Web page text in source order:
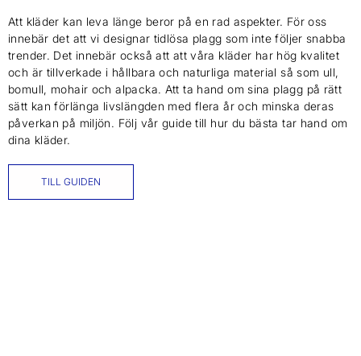
Att kläder kan leva länge beror på en rad aspekter. För oss
innebär det att vi designar tidlösa plagg som inte följer snabba
trender. Det innebär också att att våra kläder har hög kvalitet
och är tillverkade i hållbara och naturliga material så som ull,
bomull, mohair och alpacka. Att ta hand om sina plagg på rätt
sätt kan förlänga livslängden med flera år och minska deras
påverkan på miljön. Följ vår guide till hur du bästa tar hand om
dina kläder.
TILL GUIDEN